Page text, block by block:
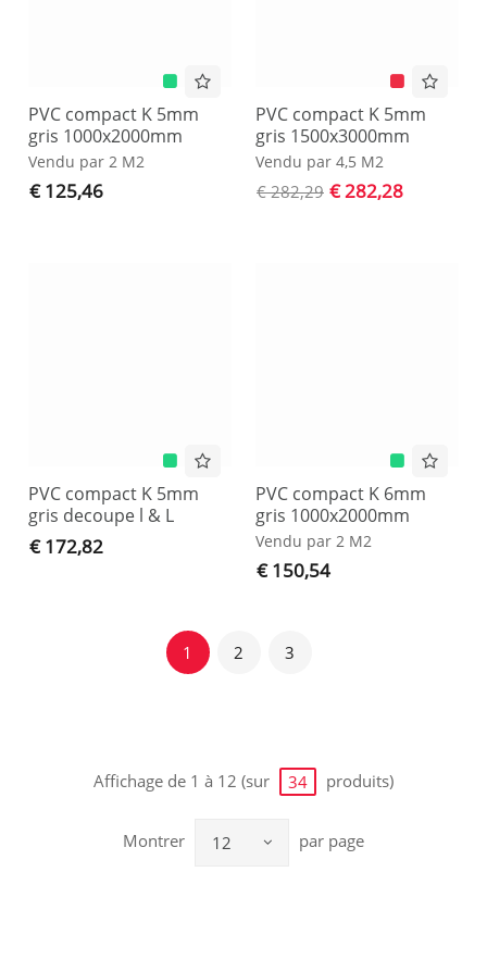
PVC compact K 5mm
gris 1000x2000mm
Vendu par 2 M2
€ 125,46
PVC compact K 5mm
gris 1500x3000mm
Vendu par 4,5 M2
€ 282,29 € 282,28
PVC compact K 5mm
gris decoupe l & L
€ 172,82
PVC compact K 6mm
gris 1000x2000mm
Vendu par 2 M2
€ 150,54
1 2 3
Affichage de 1 à 12 (sur 34 produits)
Montrer 12 par page